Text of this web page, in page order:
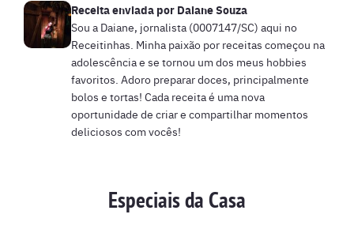
Receita enviada por Daiane Souza
Sou a Daiane, jornalista (0007147/SC) aqui no
Receitinhas. Minha paixão por receitas começou na
adolescência e se tornou um dos meus hobbies
favoritos. Adoro preparar doces, principalmente
bolos e tortas! Cada receita é uma nova
oportunidade de criar e compartilhar momentos
deliciosos com vocês!
Especiais da Casa